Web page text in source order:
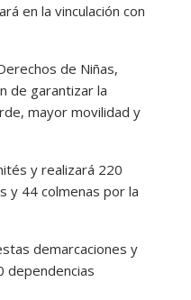
en la vinculación con
de Niñas,
de garantizar la
mayor movilidad y
y realizará 220
y 44 colmenas por la
demarcaciones y
dependencias